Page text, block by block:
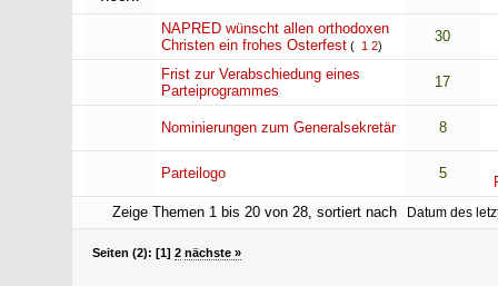
NAPRED wünscht allen orthodoxen
Christen ein frohes Osterfest ( 1 2)
30
Frist zur Verabschiedung eines
Parteiprogrammes
17
Nominierungen zum Generalsekretär 8
Parteilogo 5
Zeige Themen 1 bis 20 von 28, sortiert nach
Seiten (2): [1] 2 nächste »